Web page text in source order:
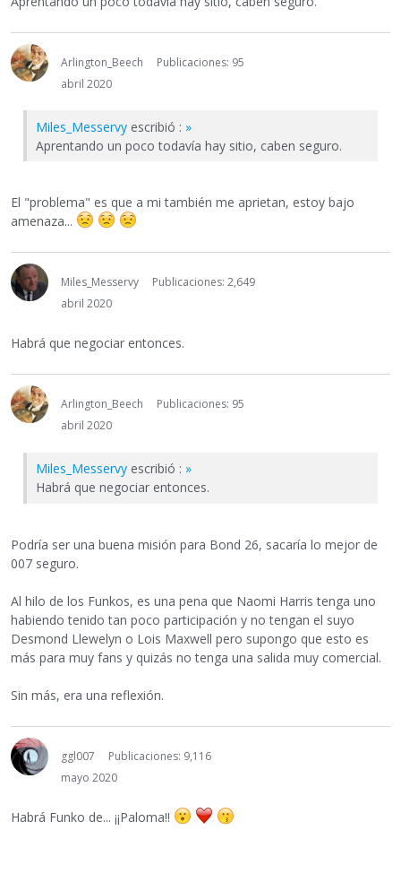
Arlington_Beech
Publicaciones: 95
abril 2020
Miles_Messervy escribió : »
Aprentando un poco todavía hay sitio, caben seguro.
El "problema" es que a mi también me aprietan, estoy bajo
amenaza...
Miles_Messervy
Publicaciones: 2,649
abril 2020
Habrá que negociar entonces.
Arlington_Beech
Publicaciones: 95
abril 2020
Miles_Messervy escribió : »
Habrá que negociar entonces.
Podría ser una buena misión para Bond 26, sacaría lo mejor de
007 seguro.
Al hilo de los Funkos, es una pena que Naomi Harris tenga uno
habiendo tenido tan poco participación y no tengan el suyo
Desmond Llewelyn o Lois Maxwell pero supongo que esto es
más para muy fans y quizás no tenga una salida muy comercial.
Sin más, era una reflexión.
ggl007
Publicaciones: 9,116
mayo 2020
Habrá Funko de... ¡¡Paloma!!